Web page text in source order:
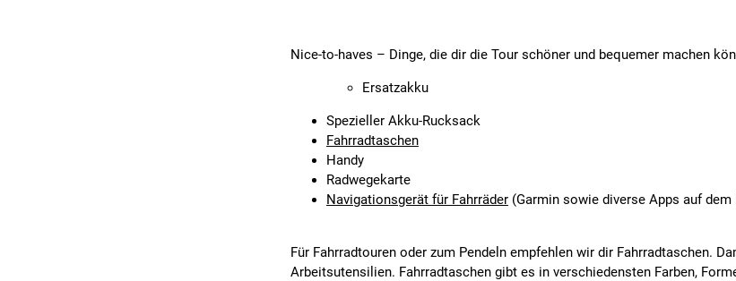
Nice-to-haves – Dinge, die dir die Tour schöner und bequemer machen
Ersatzakku
Spezieller Akku-Rucksack
Fahrradtaschen
Handy
Radwegekarte
Navigationsgerät für Fahrräder(Garmin sowie diverse Apps auf dem
Für Fahrradtouren oder zum Pendeln empfehlen wir dir Fahrradtaschen.
Arbeitsutensilien. Fahrradtaschen gibt es in verschiedensten Farben,